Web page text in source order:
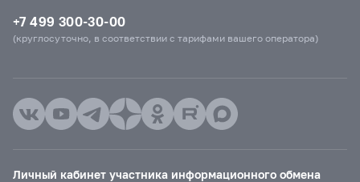
+7 499 300-30-00
(круглосуточно, в соответствии с тарифами вашего оператора)
Личный кабинет участника информационного обмена